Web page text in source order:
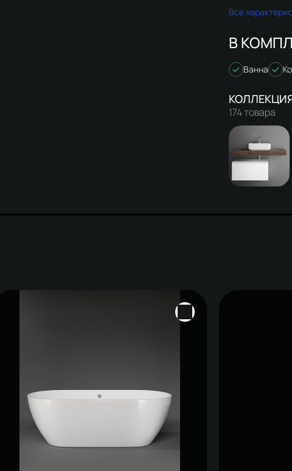
Все
В
Ванна
174 товара